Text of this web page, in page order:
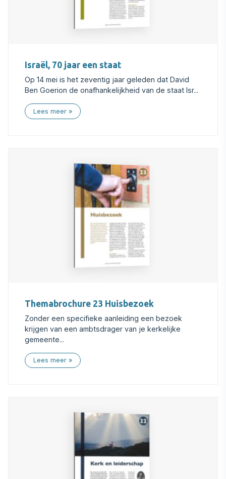
Israël, 70 jaar een staat
Op 14 mei is het zeventig jaar geleden dat David
Ben Goerion de onafhankelijkheid van de staat Isr...
Lees meer
Themabrochure 23 Huisbezoek
Zonder een specifieke aanleiding een bezoek
krijgen van een ambtsdrager van je kerkelijke
gemeente...
Lees meer